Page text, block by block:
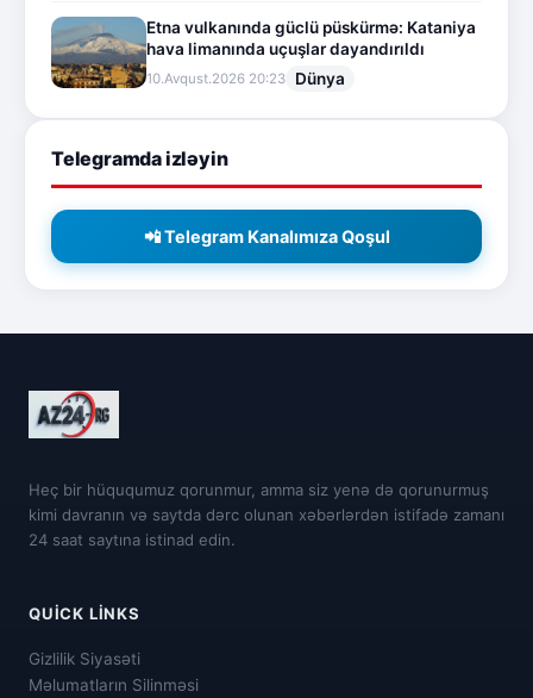
Etna vulkanında güclü püskürmə: Kataniya
hava limanında uçuşlar dayandırıldı
10.Avqust.2026 20:23 Dünya
Telegramda izləyin
📲 Telegram Kanalımıza Qoşul
Heç bir hüququmuz qorunmur, amma siz yenə də qorunurmuş
kimi davranın və saytda dərc olunan xəbərlərdən istifadə zamanı
24 saat saytına istinad edin.
QUICK LINKS
Gizlilik Siyasəti
Məlumatların Silinməsi